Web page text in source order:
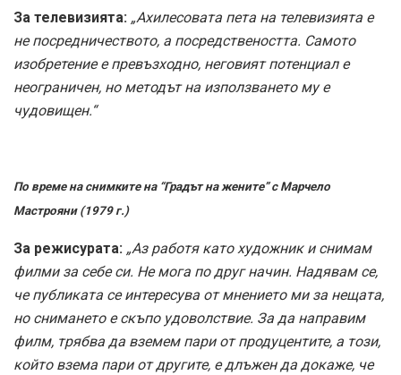
За телевизията: „Ахилесовата пета на телевизията е
не посредничеството, а посредствеността. Самото
изобретение е превъзходно, неговият потенциал е
неограничен, но методът на използването му е
чудовищен.“
По време на снимките на “Градът на жените” с Марчело
Мастрояни (1979 г.)
За режисурата: „Аз работя като художник и снимам
филми за себе си. Не мога по друг начин. Надявам се,
че публиката се интересува от мнението ми за нещата,
но снимането е скъпо удоволствие. За да направим
филм, трябва да вземем пари от продуцентите, а този,
който взема пари от другите, е длъжен да докаже, че